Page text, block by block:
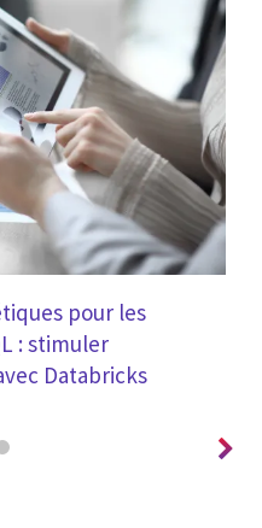
pour les
: stimuler
Databricks